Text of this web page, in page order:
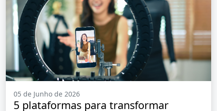
05 de Junho de 2026
5 plataformas para transformar